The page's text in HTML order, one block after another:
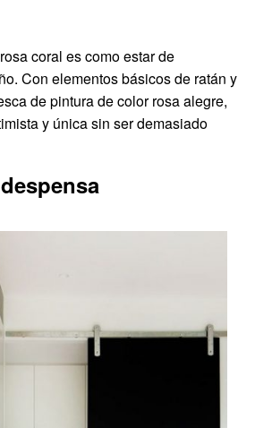
coral es como estar de
Con elementos básicos de ratán y
de pintura de color rosa alegre,
y única sin ser demasiado